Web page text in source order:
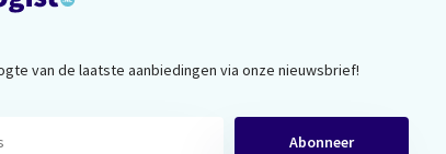
van de laatste aanbiedingen via onze nieuwsbrief!
Abonneer